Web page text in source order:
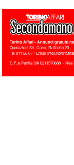
Torino Affari- Annunci gratuiti
Quotazioni Srl, Corso Raffaello 20,
Tel011 66 67 - Email
C.F. e Partita IVA 0211570688 - Rea